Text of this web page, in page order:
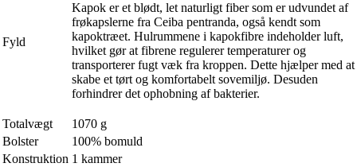
Fyld
Kapok er et blødt, let naturligt fiber som er udvundet af
frøkapslerne fra Ceiba pentranda, også kendt som
kapoktræet. Hulrummene i kapokfibre indeholder luft,
hvilket gør at fibrene regulerer temperaturer og
transporterer fugt væk fra kroppen. Dette hjælper med at
skabe et tørt og komfortabelt sovemiljø. Desuden
forhindrer det ophobning af bakterier.
Totalvægt
1070 g
Bolster
100% bomuld
Konstruktion 1 kammer